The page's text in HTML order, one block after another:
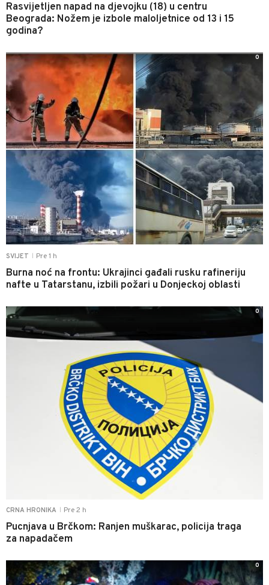
Rasvijetljen napad na djevojku (18) u centru
Beograda: Nožem je izbole maloljetnice od 13 i 15
godina?
SVIJET Pre 1 h
Burna noć na frontu: Ukrajinci gađali rusku rafineriju
nafte u Tatarstanu, izbili požari u Donjeckoj oblasti
0
CRNA HRONIKA Pre 2 h
Pucnjava u Brčkom: Ranjen muškarac, policija traga
za napadačem
0
0